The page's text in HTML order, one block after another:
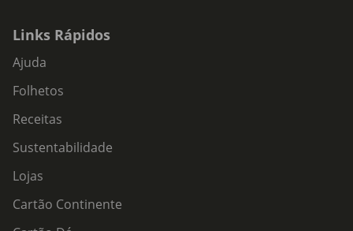
Links Rápidos
Ajuda
Folhetos
Receitas
Sustentabilidade
Lojas
Cartão Continente